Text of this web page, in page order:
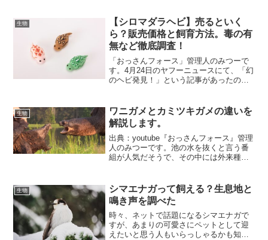
となしいコウモリでした。フィリピンオ
オコウモリの生態フィリピ...
生物
【シロマダラヘビ】売るといく
ら？販売価格と飼育方法。毒の有
無など徹底調査！
「おっさんフォース」管理人のみつーで
す。4月24日のヤフーニュースにて、「幻
のヘビ発見！」という記事があったの
かしてたら高そうだな。とか、捕まえて
売ったら結構いい値段が...
生物
ワニガメとカミツキガメの違いを
解説します。
出典：youtube『おっさんフォース』管理
人のみつーです。池の水を抜くと言う番
組が人気だそうで、その中には外来種も
ニガメ』が池から出てきたと言うこと
で、一時期注目され...
生物
シマエナガって飼える？生息地と
鳴き声を調べた
時々、ネットで話題になるシマエナガで
すが、あまりの可愛さにペットとして迎
えたいと思う人もいらっしゃるかも知れ